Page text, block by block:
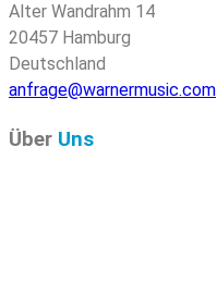
Alter Wandrahm 14
20457 Hamburg
Deutschland
anfrage@warnermusic.com
Über Uns